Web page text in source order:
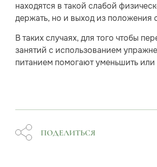
находятся в такой слабой
держать, но и выход из положения
В таких случаях, для того чтобы
занятий с использованием
питанием помогают уменьшить или
ПОДЕЛИТЬСЯ